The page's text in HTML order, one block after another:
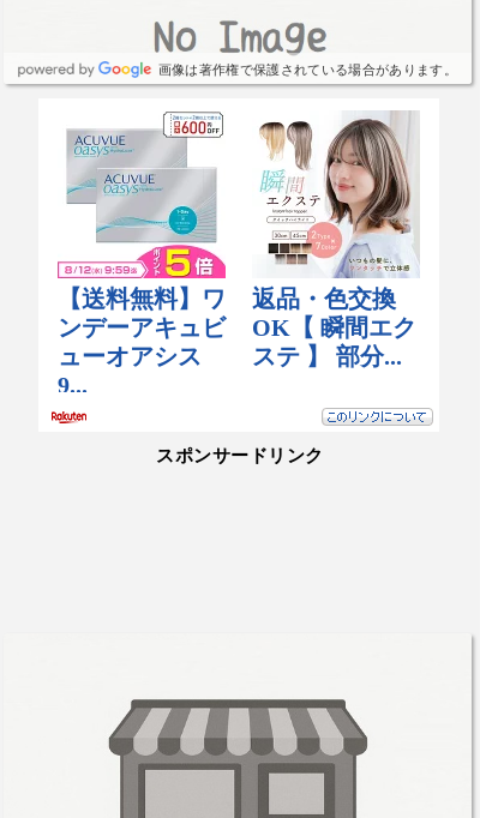
までは、各家から甘酒を供える風習もあったそう
です。現代の住宅街の中にあっても、古くからの
歴史と伝統が今も大切に守られている、そんな温
かさを感じさせる神社です。
画像は著作権で保護されている場合があります。
スポンサードリンク